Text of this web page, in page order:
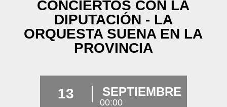
CONCIERTOS CON LA
DIPUTACIÓN - LA
ORQUESTA SUENA EN LA
PROVINCIA
13 SEPTIEMBRE
00:00